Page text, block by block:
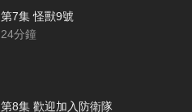
第7集 怪獸9號
24分鐘
第8集 歡迎加入防衛隊